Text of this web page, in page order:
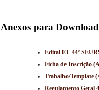
Anexos para Download
Edital 03- 44º
Ficha de Inscrição
Trabalho/Template
Regulamento Geral